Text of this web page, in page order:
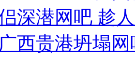
医生回应
政治霸凌主义
深潜网吧 趁
西贵港坍塌